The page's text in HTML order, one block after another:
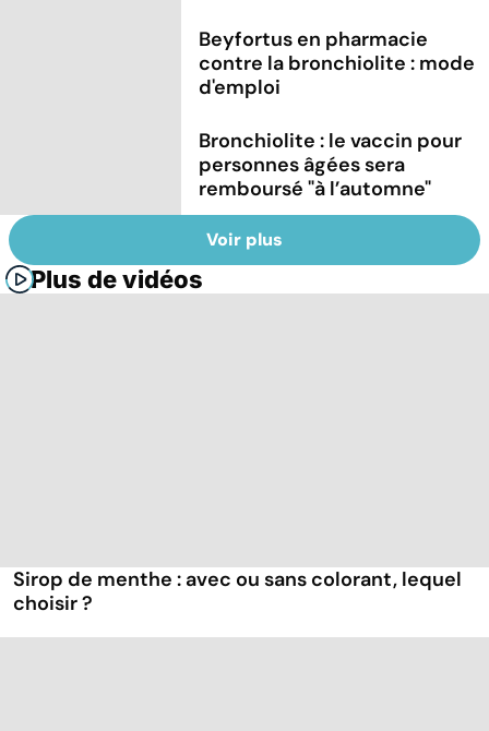
Beyfortus en pharmacie
contre la bronchiolite : mode
d'emploi
Bronchiolite : le vaccin pour
personnes âgées sera
remboursé "à l’automne"
Voir plus
Plus de vidéos
Sirop de menthe : avec ou sans colorant, lequel
choisir ?